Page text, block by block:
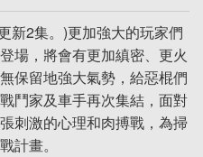
新2集。)更加強大的玩家們
場，將會有更加縝密、更火
保留地強大氣勢，給惡棍們
鬥家及車手再次集結，面對
刺激的心理和肉搏戰，為掃
計畫。